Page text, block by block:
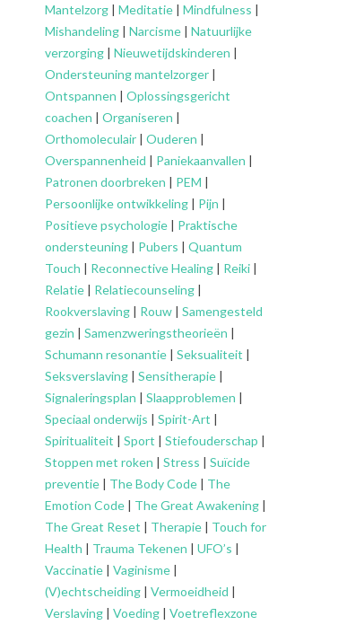
Mantelzorg | Meditatie | Mindfulness |
Mishandeling | Narcisme | Natuurlijke
verzorging | Nieuwetijdskinderen |
Ondersteuningmantelzorger |
Ontspannen | Oplossingsgericht
coachen | Organiseren |
Orthomoleculair | Ouderen |
Overspannenheid | Paniekaanvallen |
Patronen doorbreken | PEM |
Persoonlijke ontwikkeling | Pijn |
Positieve psychologie | Praktische
ondersteuning | Pubers | Quantum
Touch | Reconnective Healing | Reiki |
Relatie | Relatiecounseling |
Rookverslaving | Rouw | Samengesteld
gezin | Samenzweringstheorieën |
Schumann resonantie | Seksualiteit |
Seksverslaving | Sensitherapie |
Signaleringsplan | Slaapproblemen |
Speciaal onderwijs | Spirit-Art |
Spiritualiteit | Sport | Stiefouderschap |
Stoppen met roken | Stress | Suïcide
preventie | The Body Code | The
Emotion Code | The Great Awakening |
The Great Reset | Therapie | Touch for
Health | Trauma Tekenen | UFO’s |
Vaccinatie | Vaginisme |
(V)echtscheiding | Vermoeidheid |
Verslaving | Voeding | Voetreflexzone